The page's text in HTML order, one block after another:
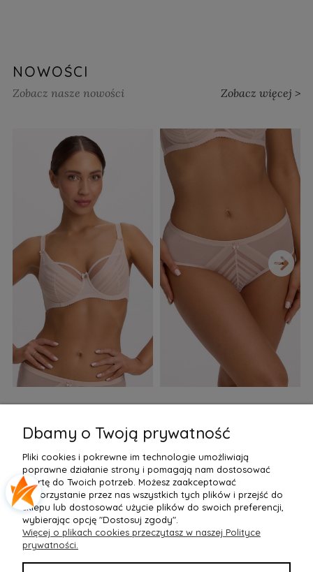
NOWOŚCI
Zobacz nasze nowości Zobacz więcej >
155,99 zł
Do Koszyka »
77,99 zł
Do Koszyka »
›
POMOC
Dbamy o Twoją prywatność
Pliki cookies i pokrewne im technologie umożliwiają
poprawne działanie strony i pomagają nam dostosować
ofertę do Twoich potrzeb. Możesz zaakceptować
wykorzystanie przez nas wszystkich tych plików i przejść do
sklepu lub dostosować użycie plików do swoich preferencji,
wybierając opcję "Dostosuj zgody".
Więcej o plikach cookies przeczytasz w naszej Polityce
prywatności.